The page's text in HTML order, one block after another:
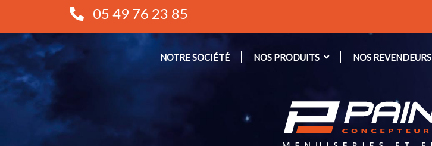
05 49 76 23 85
NOTRE SOCIÉTÉ NOS PRODUITS NOS REVENDEURS